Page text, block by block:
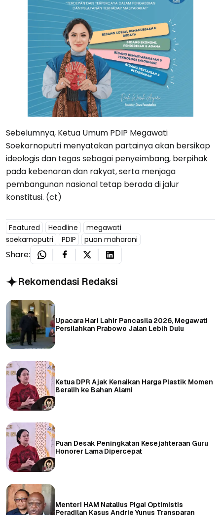
Sebelumnya, Ketua Umum PDIP Megawati
Soekarnoputri menyatakan partainya akan bersikap
ideologis dan tegas sebagai penyeimbang, berpihak
pada kebenaran dan rakyat, serta menjaga
pembangunan nasional tetap berada di jalur
konstitusi. (ct)
Featured Headline
megawati
soekarnoputri
PDIP puan maharani
Share:
Rekomendasi Redaksi
Upacara Hari Lahir Pancasila 2026, Megawati
Persilahkan Prabowo Jalan Lebih Dulu
Ketua DPR Ajak Kenaikan Harga Plastik Momen
Beralih ke Bahan Alami
Puan Desak Peningkatan Kesejahteraan Guru
Honorer Lama Dipercepat
Menteri HAM Natalius Pigai Optimistis
Peradilan Kasus Andrie Yunus Transparan